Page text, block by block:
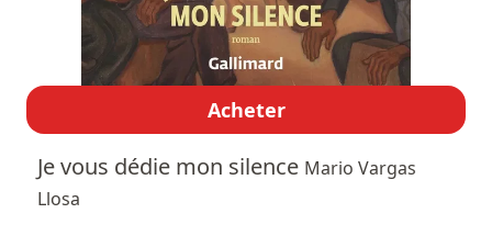
Acheter
Je vous dédie mon silence Mario Vargas
Llosa